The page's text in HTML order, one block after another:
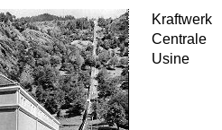
Kraftwerk
Centrale
Usine